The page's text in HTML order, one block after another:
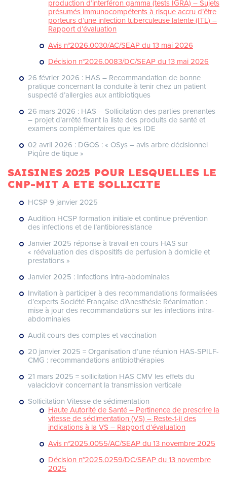
production d’interféron gamma (tests IGRA) – Sujets
présumés immunocompétents à risque accru d’être
porteurs d’une infection tuberculeuse latente (ITL) –
Rapport d’évaluation
Avis n°2026.0030/AC/SEAP du 13 mai 2026
Décision n°2026.0083/DC/SEAP du 13 mai 2026
26 février 2026 : HAS – Recommandation de bonne
pratique concernant la conduite à tenir chez un patient
suspecté d’allergies aux antibiotiques
26 mars 2026 : HAS – Sollicitation des parties prenantes
– projet d’arrêté fixant la liste des produits de santé et
examens complémentaires que les IDE
02 avril 2026 : DGOS : « OSys – avis arbre décisionnel
Piqûre de tique »
SAISINES 2025 POUR LESQUELLES LE
CNP-MIT A ETE SOLLICITE
HCSP 9 janvier 2025
Audition HCSP formation initiale et continue prévention
des infections et de l’antibioresistance
Janvier 2025 réponse à travail en cours HAS sur
« réévaluation des dispositifs de perfusion à domicile et
prestations »
Janvier 2025 : Infections intra-abdominales
Invitation à participer à des recommandations formalisées
d’experts Société Française d’Anesthésie Réanimation :
mise à jour des recommandations sur les infections intra-
abdominales
Audit cours des comptes et vaccination
20 janvier 2025 = Organisation d’une réunion HAS-SPILF-
CMG : recommandations antibiothérapies
21 mars 2025 = sollicitation HAS CMV les effets du
valaciclovir concernant la transmission verticale
Sollicitation Vitesse de sédimentation
Haute Autorité de Santé – Pertinence de prescrire la
vitesse de sédimentation (VS) – Reste-t-il des
indications à la VS – Rapport d’évaluation
Avis n°2025.0055/AC/SEAP du 13 novembre 2025
Décision n°2025.0259/DC/SEAP du 13 novembre
2025